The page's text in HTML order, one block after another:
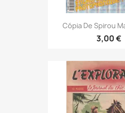
Cópia De Spirou
3,00 €